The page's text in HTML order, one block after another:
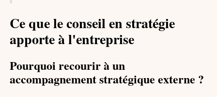
Ce que le conseil en stratégie
apporte à l'entreprise
Pourquoi recourir à un
accompagnement stratégique externe ?